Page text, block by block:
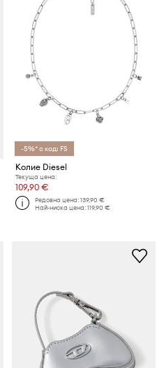
-5%* с код: FS
Колие Diesel
Текуща цена:
109,90 €
Редовна цена:139,90 €
Най-ниска цена:119,90 €